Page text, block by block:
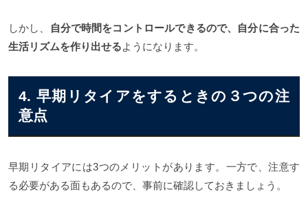
しかし、
自分で時間をコントロールできるので、自分に合った
生活リズムを作り出せるようになります。
4. 早期リタイアをするときの３つの注
意点
早期リタイアには3つのメリットがあります。一方で、注意す
る必要がある面もあるので、事前に確認しておきましょう。